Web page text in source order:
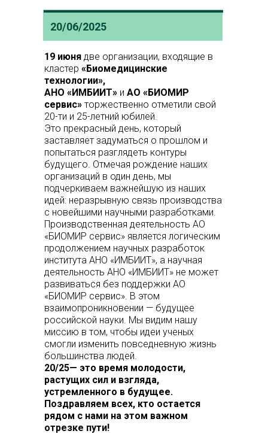
20/06/2025
19 июня две организации, входящие в
кластер «Биомедицинские
технологии»,
АНО «ИМБИИТ» и АО «БИОМИР
сервис» торжественно отметили свой
20-ти и 25-летний юбилей.
Это прекрасный день, который
заставляет задуматься о прошлом и
попытаться разглядеть контуры
будущего. Отмечая рождение наших
организаций в один день, мы
подчеркиваем важнейшую из наших
идей: неразрывную связь производства
с новейшими научными разработками.
Производственная деятельность АО
«БИОМИР сервис» является логическим
продолжением научных разработок
института АНО «ИМБИИТ», а научная
деятельность АНО «ИМБИИТ» не может
развиваться без поддержки АО
«БИОМИР сервис». В этом
взаимопроникновении — будущее
российской науки. Мы видим нашу
миссию в том, чтобы идеи ученых
смогли изменить повседневную жизнь
большинства людей.
20/25— это время молодости,
растущих сил и взгляда,
устремленного в будущее.
Поздравляем всех, кто остается
рядом с нами на этом важном
отрезке пути!